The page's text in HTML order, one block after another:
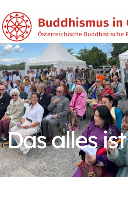
Das alles